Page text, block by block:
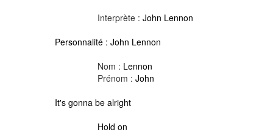
Interprète : John Lennon
Personnalité : John Lennon
Nom : Lennon
Prénom : John
It's gonna be alright
Hold on